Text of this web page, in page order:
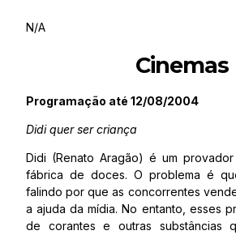
N/A
Cinemas
Programação até 12/08/2004
Didi quer ser criança
Didi (Renato Aragão) é um
fábrica de doces. O problema é
falindo por que as concorrentes
a ajuda da mídia. No entanto, esses
de corantes e outras substâncias